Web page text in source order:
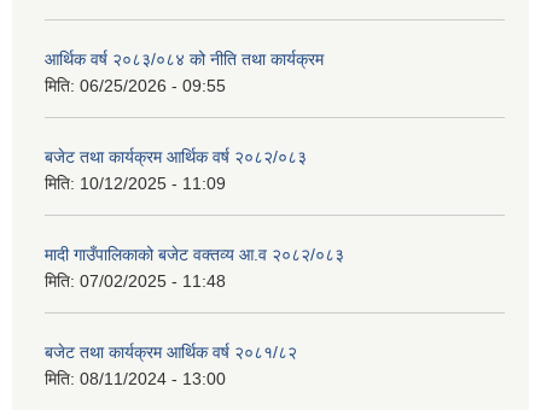
आर्थिक वर्ष २०८३/०८४ को नीति तथा कार्यक्रम
मिति: 06/25/2026 - 09:55
बजेट तथा कार्यक्रम आर्थिक वर्ष २०८२/०८३
मिति: 10/12/2025 - 11:09
मादी गाउँपालिकाको बजेट वक्तव्य आ.व २०८२/०८३
मिति: 07/02/2025 - 11:48
बजेट तथा कार्यक्रम आर्थिक वर्ष २०८१/८२
मिति: 08/11/2024 - 13:00